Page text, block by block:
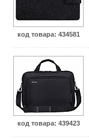
код товара: 434581
код товара: 439423